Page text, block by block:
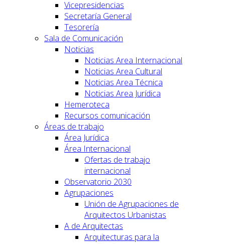
Vicepresidencias
Secretaría General
Tesorería
Sala de Comunicación
Noticias
Noticias Area Internacional
Noticias Area Cultural
Noticias Area Técnica
Noticias Area Jurídica
Hemeroteca
Recursos comunicación
Áreas de trabajo
Área Jurídica
Área Internacional
Ofertas de trabajo
internacional
Observatorio 2030
Agrupaciones
Unión de Agrupaciones de
Arquitectos Urbanistas
A de Arquitectas
Arquitecturas para la